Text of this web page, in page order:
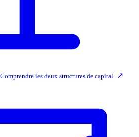
Comprendre les deux structures de capital. ↗